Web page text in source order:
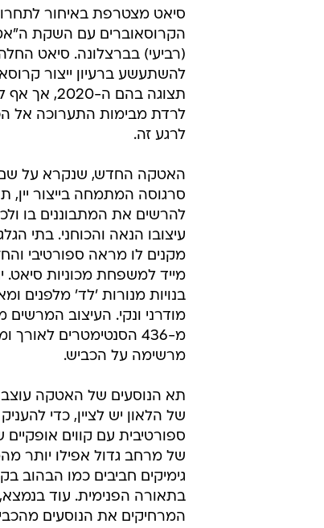
סיאט מצטרפת באיחור
הקרוסאוברים עם השקת
(רביעי) בברצלונה. סיאט
להשתעשע ברעיון ייצור
תצוגה בהם
לרדת מבימות התערוכה אל
לרגע זה.
האטקה החדש, שנקרא על שם
סרגוסה המתמחה בייצור יין,
להרשים את המתבוננים בו
עיצובו הנאה והכוחני. בתי
מקנים לו מראה ספורטיבי
מייד למשפחת מכוניות סיאט.
בנויות מנורות 'לד' מלפנים
מודרני ונקי. העיצוב
מ-436 הסנטימטרים לאורך
מרשימה על הכביש.
תא הנוסעים של האטקה
של הלאון יש לציין, כדי
ספורטיבית עם קווים
של מרחב גדול אפילו יותר
גימיקים חביבים כמו הבהוב
בתאורה הפנימית. עוד
המרחיקים את הנוסעים